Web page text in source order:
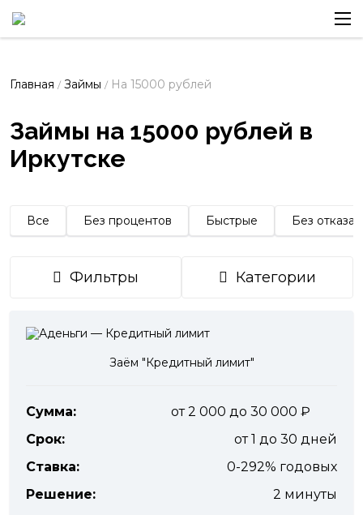
Главная / Займы / На 15000 рублей
Займы на 15000 рублей в
Иркутске
Все Без процентов Быстрые Без отказа
Фильтры Категории
Заём "Кредитный лимит"
Сумма:
от 2 000 до 30 000
Срок:
от 1 до 30 дней
Ставка:
0-292% годовых
Решение:
2 минуты